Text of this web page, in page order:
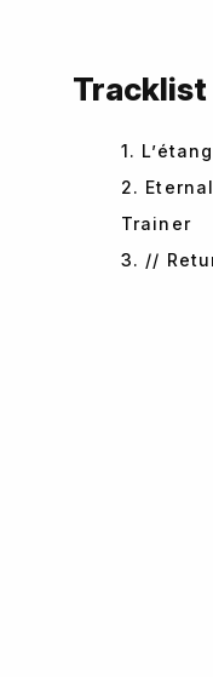
Tracklist
1.
2.
Trainer
3. //